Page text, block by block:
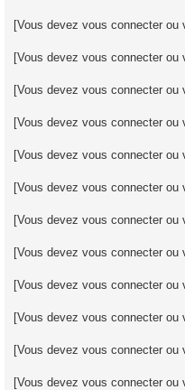
[Vous devez vous connecter ou
[Vous devez vous connecter ou
[Vous devez vous connecter ou
[Vous devez vous connecter ou
[Vous devez vous connecter ou
[Vous devez vous connecter ou
[Vous devez vous connecter ou
[Vous devez vous connecter ou
[Vous devez vous connecter ou
[Vous devez vous connecter ou
[Vous devez vous connecter ou
[Vous devez vous connecter ou